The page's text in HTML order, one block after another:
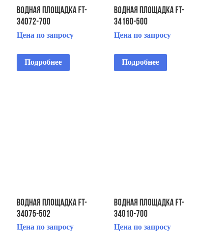
Водная площадка FT-
34072-700
Цена по запросу
Подробнее
Водная площадка FT-
34160-500
Цена по запросу
Подробнее
Водная площадка FT-
34075-502
Цена по запросу
Водная площадка FT-
34010-700
Цена по запросу